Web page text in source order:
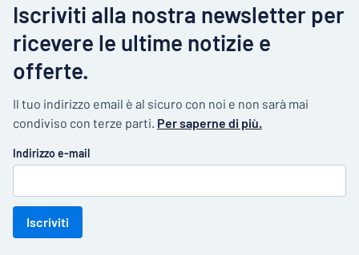
Iscriviti alla nostra newsletter per
ricevere le ultime notizie e
offerte.
Il tuo indirizzo email è al sicuro con noi e non sarà mai
condiviso con terze parti. Per saperne di più.
Indirizzo e-mail
Iscriviti